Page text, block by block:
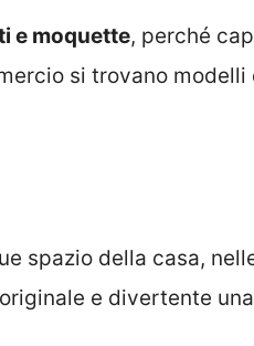
e moquette, perché
si trovano
spazio della casa,
e divertente